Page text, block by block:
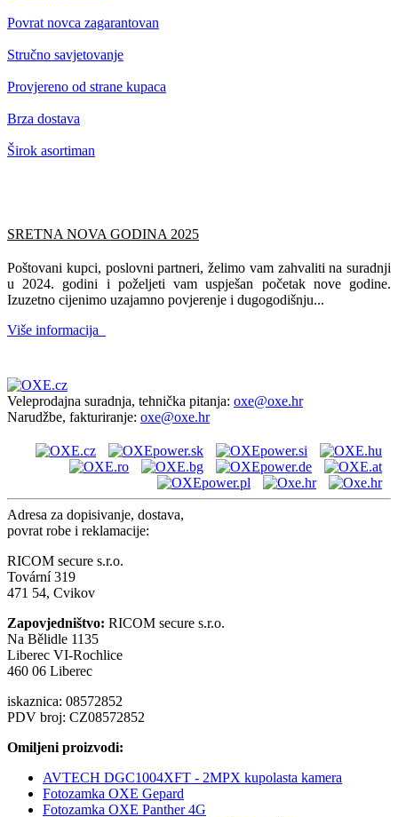
Povrat novca zagarantovan
Stručno savjetovanje
Provjereno od strane kupaca
Brza dostava
Širok asortiman
SRETNA NOVA GODINA 2025
Poštovani kupci, poslovni partneri, želimo vam zahvaliti na suradnji
u 2024. godini i poželjeti vam uspješan početak nove godine.
Izuzetno cijenimo uzajamno povjerenje i dugogodišnju...
Više informacija
Veleprodajna suradnja, tehnička pitanja: oxe@oxe.hr
Narudžbe, fakturiranje: oxe@oxe.hr
Adresa za dopisivanje, dostava,
povrat robe i reklamacije:
RICOM secure s.r.o.
Tovární 319
471 54, Cvikov
Zapovjedništvo: RICOM secure s.r.o.
Na Bělidle 1135
Liberec VI-Rochlice
460 06 Liberec
iskaznica: 08572852
PDV broj: CZ08572852
Omiljeni proizvodi:
AVTECH DGC1004XFT - 2MPX kupolasta kamera
Fotozamka OXE Gepard
Fotozamka OXE Panther 4G